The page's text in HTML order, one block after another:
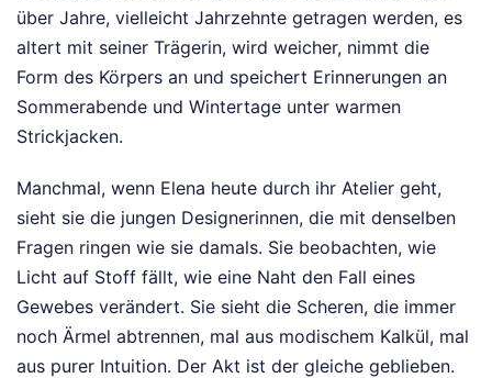
über Jahre, vielleicht Jahrzehnte getragen werden, es
altert mit seiner Trägerin, wird weicher, nimmt die
Form des Körpers an und speichert Erinnerungen an
Sommerabende und Wintertage unter warmen
Strickjacken.
Manchmal, wenn Elena heute durch ihr Atelier geht,
sieht sie die jungen Designerinnen, die mit denselben
Fragen ringen wie sie damals. Sie beobachten, wie
Licht auf Stoff fällt, wie eine Naht den Fall eines
Gewebes verändert. Sie sieht die Scheren, die immer
noch Ärmel abtrennen, mal aus modischem Kalkül, mal
aus purer Intuition. Der Akt ist der gleiche geblieben.